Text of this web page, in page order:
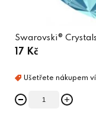
Swarovski®
17 Kč